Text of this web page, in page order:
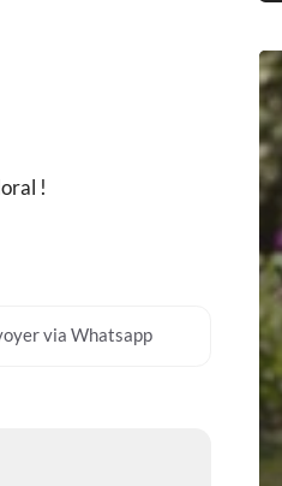
!
via Whatsapp